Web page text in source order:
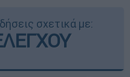
σχετικά με: